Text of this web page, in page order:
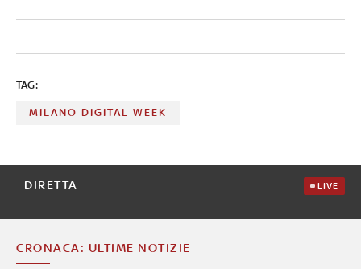
TAG:
MILANO DIGITAL WEEK
DIRETTA LIVE
CRONACA: ULTIME NOTIZIE